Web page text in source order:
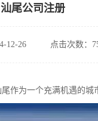
汕尾公司注册
12-26 点击次数：
作为一个充满机遇的城